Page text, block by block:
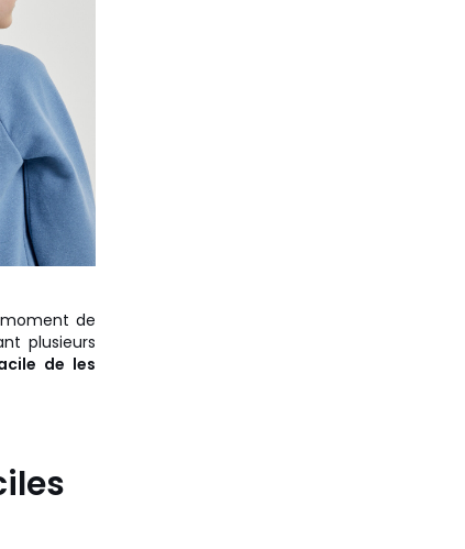
de
plusieurs
de les